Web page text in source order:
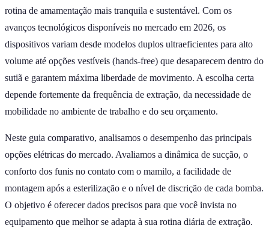
rotina de amamentação mais tranquila e sustentável. Com os
avanços tecnológicos disponíveis no mercado em 2026, os
dispositivos variam desde modelos duplos ultraeficientes para alto
volume até opções vestíveis (hands-free) que desaparecem dentro do
sutiã e garantem máxima liberdade de movimento. A escolha certa
depende fortemente da frequência de extração, da necessidade de
mobilidade no ambiente de trabalho e do seu orçamento.
Neste guia comparativo, analisamos o desempenho das principais
opções elétricas do mercado. Avaliamos a dinâmica de sucção, o
conforto dos funis no contato com o mamilo, a facilidade de
montagem após a esterilização e o nível de discrição de cada bomba.
O objetivo é oferecer dados precisos para que você invista no
equipamento que melhor se adapta à sua rotina diária de extração.